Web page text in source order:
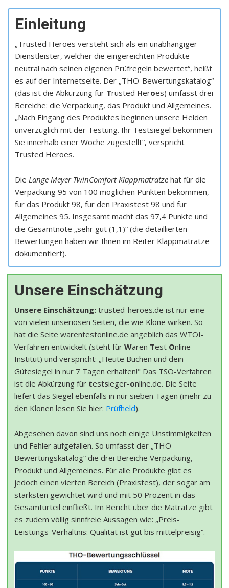
Einleitung
„Trusted Heroes versteht sich als ein unabhängiger
Dienstleister, welcher die eingereichten Produkte
neutral nach seinen eigenen Prüfregeln bewertet“, heißt
es auf der Internetseite. Der „THO-Bewertungskatalog“
(das ist die Abkürzung für Trusted Heroes) umfasst drei
Bereiche: die Verpackung, das Produkt und Allgemeines.
„Nach Eingang des Produktes beginnen unsere Helden
unverzüglich mit der Testung. Ihr Testsiegel bekommen
Sie innerhalb einer Woche zugestellt“, verspricht
Trusted Heroes.
Die Lange Meyer TwinComfort Klappmatratze hat für die
Verpackung 95 von 100 möglichen Punkten bekommen,
für das Produkt 98, für den Praxistest 98 und für
Allgemeines 95. Insgesamt macht das 97,4 Punkte und
die Gesamtnote „sehr gut (1,1)“ (die detaillierten
Bewertungen haben wir Ihnen im Reiter Klappmatratze
dokumentiert).
Unsere Einschätzung
Unsere Einschätzung: trusted-heroes.de ist nur eine
von vielen unseriösen Seiten, die wie Klone wirken. So
hat die Seite warentestonline.de angeblich das WTOI-
Verfahren entwickelt (steht für Waren Test Online
Institut) und verspricht: „Heute Buchen und dein
Gütesiegel in nur 7 Tagen erhalten!" Das TSO-Verfahren
ist die Abkürzung für testsieger-online.de. Die Seite
liefert das Siegel ebenfalls in nur sieben Tagen (mehr zu
den Klonen lesen Sie hier: Prüfheld).
Abgesehen davon sind uns noch einige Unstimmigkeiten
und Fehler aufgefallen. So umfasst der „THO-
Bewertungskatalog“ die drei Bereiche Verpackung,
Produkt und Allgemeines. Für alle Produkte gibt es
jedoch einen vierten Bereich (Praxistest), der sogar am
stärksten gewichtet wird und mit 50 Prozent in das
Gesamturteil einfließt. Im Bericht über die Matratze gibt
es zudem völlig sinnfreie Aussagen wie: „Preis-
Leistungs-Verhältnis: Qualität ist gut bis mittelpreisig“.